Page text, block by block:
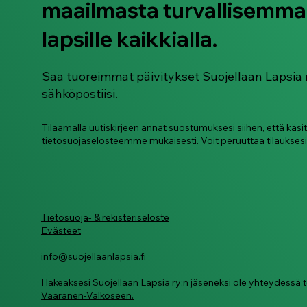
Kip-miehistö harjoittelee
digiturvataitoja –
Tehtävävihkonen (kaikki
maailmasta
lapsille kaikkialla.
Saa tuoreimmat päivitykset Suojellaan Lapsia
sähköpostiisi.
Tilaamalla uutiskirjeen annat suostumuksesi siihen, että
tietosuojaselosteemme mukaisesti. Voit peruuttaa
Tietosuoja- & rekisteriseloste
Evästeet
info@suojellaanlapsia.fi
Hakeaksesi Suojellaan Lapsia ry:n jäseneksi ole
Vaaranen-Valkoseen.